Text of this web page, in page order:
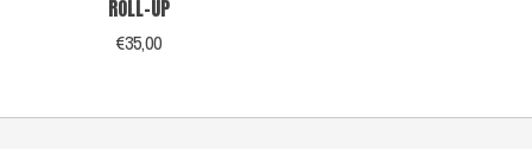
ROLL-UP
€35,00